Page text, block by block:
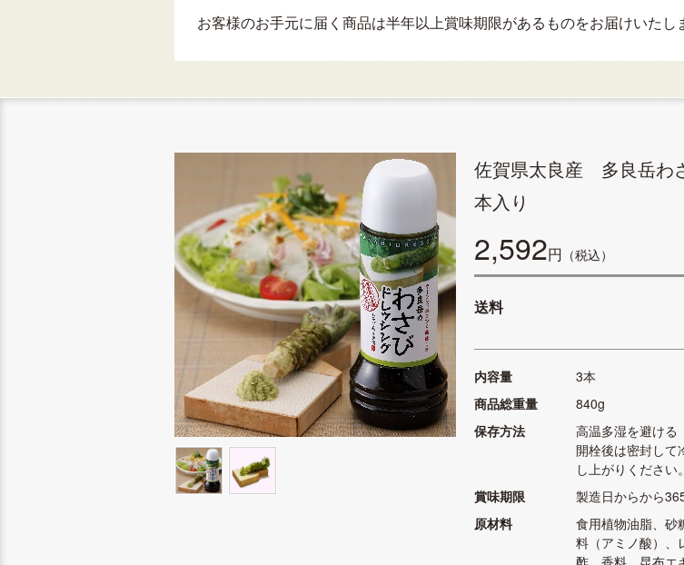
お客様のお手元に届く商品は半年以上賞味期限があるものをお届けいたし
佐賀県太良産 多良岳わ
本入り
2,592円 （税込）
送料
内容量
3本
商品総重量
840g
保存方法
高温多湿を避ける
開栓後は密封して
し上がりください。
賞味期限
製造日からから
原材料
食用植物油脂、砂
料（アミノ酸）、
酢、香料、昆布エ